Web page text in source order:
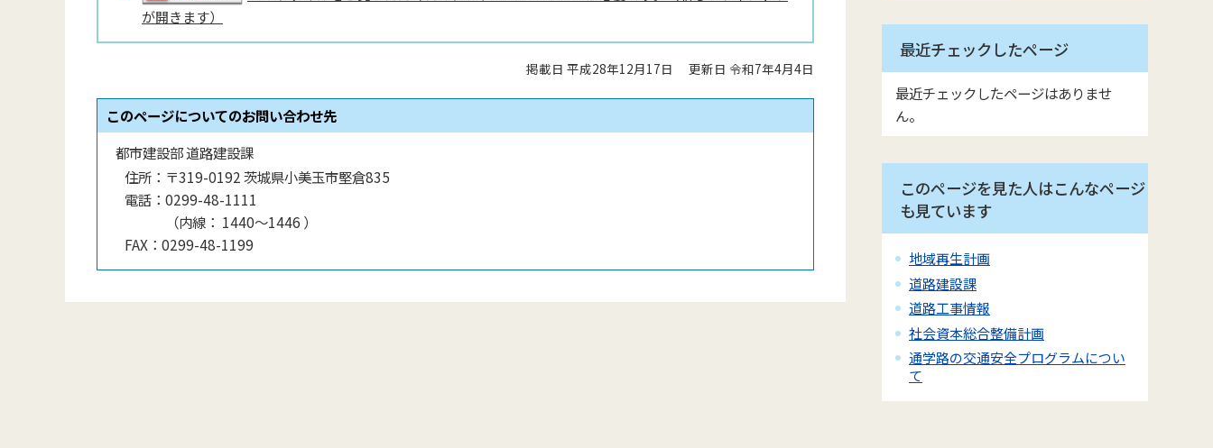
が開きます）
掲載日 平成28年12月17日 更新日 令和7年4月4日
このページについてのお問い合わせ先
都市建設部 道路建設課
住所： 〒319-0192 茨城県小美玉市堅倉835
電話： 0299-48-1111
（内線 ： 1440〜1446 ）
FAX： 0299-48-1199
最近チェックしたページ
最近チェックしたページはありませ
ん。
このページを見た人はこんなページ
も見ています
地域再生計画
道路建設課
道路工事情報
社会資本総合整備計画
通学路の交通安全プログラムについ
て